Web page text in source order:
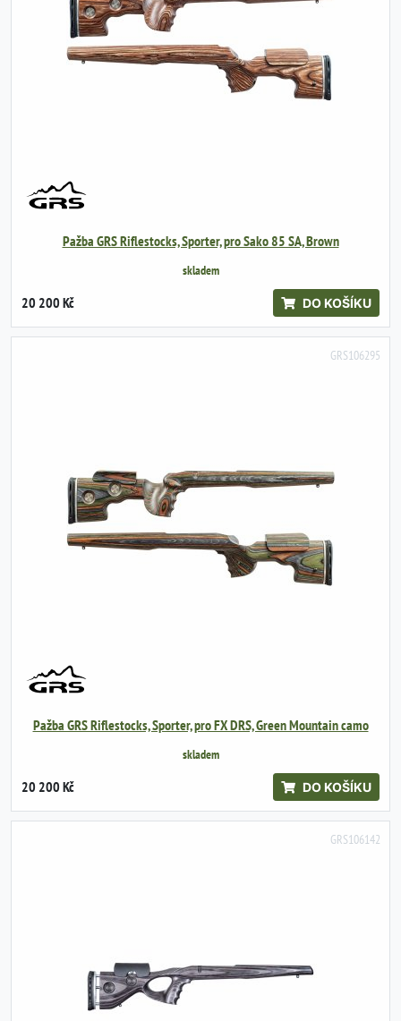
Pažba GRS Riflestocks, Sporter, pro Sako 85 SA, Brown
skladem
20 200 Kč DO KOŠÍKU
GRS106295
Pažba GRS Riflestocks, Sporter, pro FX DRS, Green Mountain camo
skladem
20 200 Kč DO KOŠÍKU
GRS106142